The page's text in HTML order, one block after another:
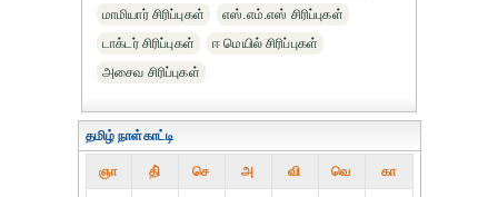
மாமியார் சிரிப்புகள்
எஸ்.எம்.எஸ் சிரிப்புகள்
டாக்டர் சிரிப்புகள்
ஈ மெயில் சிரிப்புகள்
அசைவ சிரிப்புகள்
தமிழ் நாள்காட்டி
ஞா தி் செ அ வி வெ கா